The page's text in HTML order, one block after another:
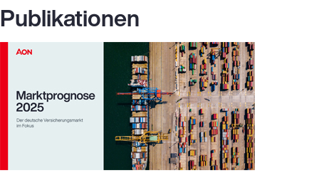
Publikationen